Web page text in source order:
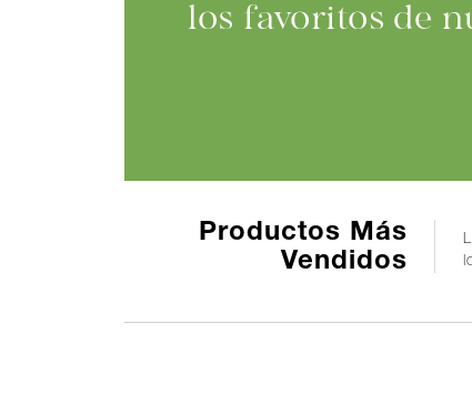
Productos Más
Vendidos